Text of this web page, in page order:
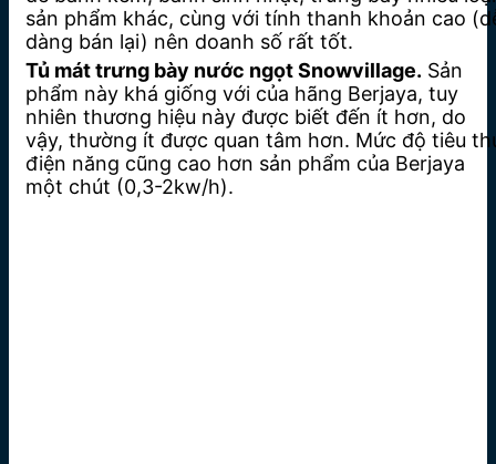
sản phẩm khác, cùng với tính thanh khoản cao
dàng bán lại) nên doanh số rất tốt.
Tủ mát trưng bày nước ngọt Snowvillage. Sản
phẩm này khá giống với của hãng Berjaya, tuy
nhiên thương hiệu này được biết đến ít hơn, do
vậy, thường ít được quan tâm hơn. Mức độ tiêu
điện năng cũng cao hơn sản phẩm của Berjaya
một chút (0,3-2kw/h).